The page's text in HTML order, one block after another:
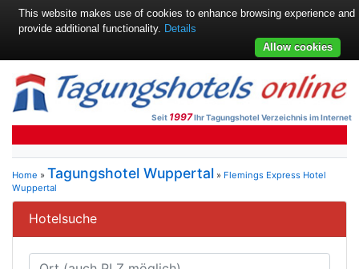
Seit 1997Ihr Tagungshotel Verzeichnis im Internet
Home » Tagungshotel Wuppertal » Flemings Express Hotel
Wuppertal
Hotelsuche
This website makes use of cookies to enhance browsing experience and
provide additional functionality. Details
Allow cookies